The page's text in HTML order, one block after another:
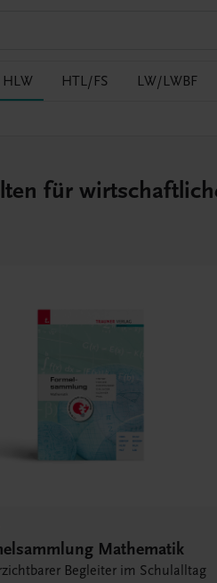
HLW HTL/FS LW/LWBF
für
Mathematik
Begleiter im Schulalltag